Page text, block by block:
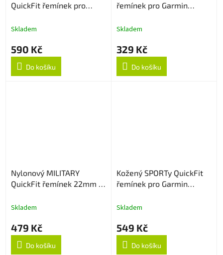
QuickFit řemínek pro
Skladem
590 Kč
Do košíku
řemínek pro Garmin
Skladem
329 Kč
Do košíku
Nylonový MILITARY
QuickFit řemínek 22mm -
Skladem
479 Kč
Do košíku
Kožený SPORTy QuickFit
řemínek pro Garmin
Skladem
549 Kč
Do košíku